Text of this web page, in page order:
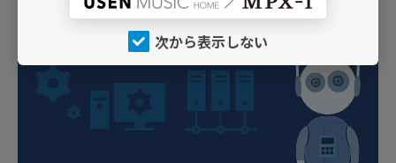
詳しくはこちら
次から表示しない